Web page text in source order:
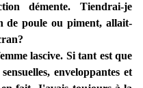
démente. Tiendrai-je
de poule ou piment, allait-
lascive. Si tant est que
enveloppantes et